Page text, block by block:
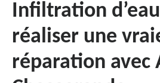
Infiltration
réaliser une
réparation avec